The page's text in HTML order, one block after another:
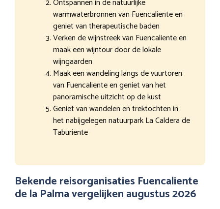
Ontspannen in de natuurlijke
warmwaterbronnen van Fuencaliente en
geniet van therapeutische baden
Verken de wijnstreek van Fuencaliente en
maak een wijntour door de lokale
wijngaarden
Maak een wandeling langs de vuurtoren
van Fuencaliente en geniet van het
panoramische uitzicht op de kust
Geniet van wandelen en trektochten in
het nabijgelegen natuurpark La Caldera de
Taburiente
Bekende reisorganisaties Fuencaliente
de la Palma vergelijken augustus 2026